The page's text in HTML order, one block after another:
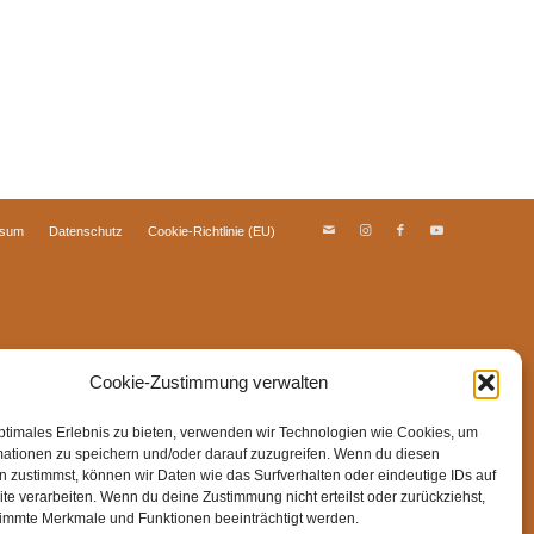
Cookie-Zustimmung verwalten
Erlebnis zu bieten, verwenden wir Technologien wie Cookies, um
zu speichern und/oder darauf zuzugreifen. Wenn du diesen
zustimmst, können wir Daten wie das Surfverhalten oder eindeutige IDs auf
verarbeiten. Wenn du deine Zustimmung nicht erteilst oder zurückziehst,
Merkmale und Funktionen beeinträchtigt werden.
Datenschutz Cookie-Richtlinie (EU)